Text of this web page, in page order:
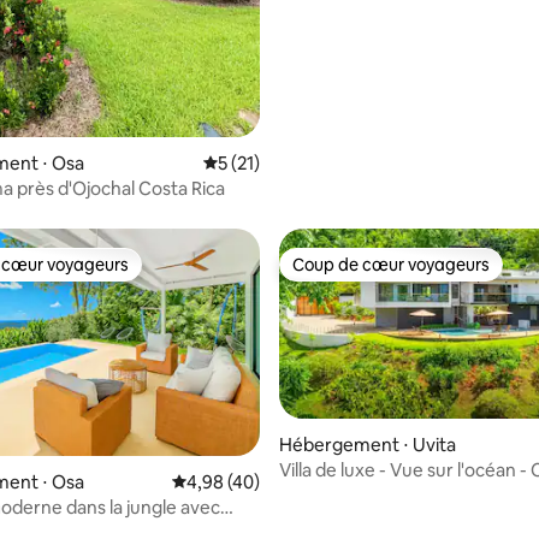
⋅ Osa Évaluation moyenne sur la base de 21
5 (21)
près d'Ojochal Costa Rica
la base de 54 commentaires : 4,93 sur 5
cœur voyageurs
voyageurs
⋅ Osa Évaluation moyenne sur la base de 40
4,98 (40)
dans la jungle avec
Coup de cœur voyageurs
Coup de cœur voyageurs
Hébergement ⋅ Uvita
Villa de luxe - Vue sur l'océan -